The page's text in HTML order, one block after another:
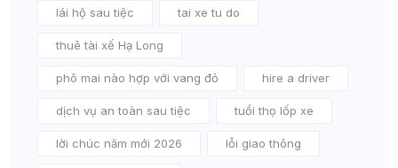
lái hộ sau tiệc tai xe tu do
thuê tài xế Hạ Long
phô mai nào hợp với vang đỏ hire a driver
dịch vụ an toàn sau tiệc tuổi thọ lốp xe
lời chúc năm mới 2026 lỗi giao thông